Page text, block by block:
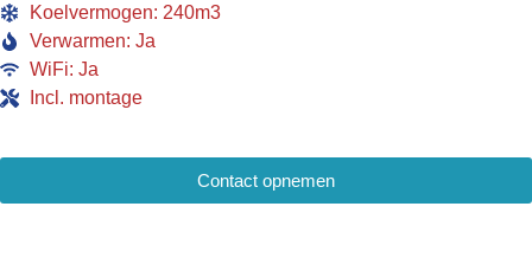
Koelvermogen: 240m3
Verwarmen: Ja
WiFi: Ja
Incl. montage
Contact opnemen